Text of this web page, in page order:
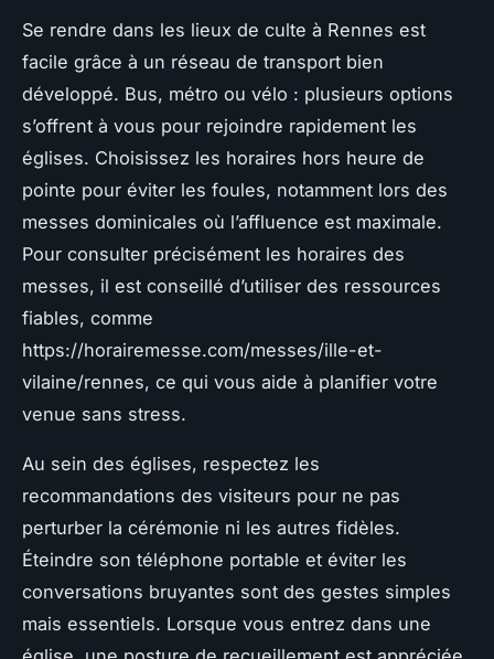
Se rendre dans les lieux de culte à Rennes est
facile grâce à un réseau de transport bien
développé. Bus, métro ou vélo : plusieurs options
s’offrent à vous pour rejoindre rapidement les
églises. Choisissez les horaires hors heure de
pointe pour éviter les foules, notamment lors des
messes dominicales où l’affluence est maximale.
Pour consulter précisément les horaires des
messes, il est conseillé d’utiliser des ressources
fiables, comme
https://horairemesse.com/messes/ille-et-
vilaine/rennes, ce qui vous aide à planifier votre
venue sans stress.
Au sein des églises, respectez les
recommandations des visiteurs pour ne pas
perturber la cérémonie ni les autres fidèles.
Éteindre son téléphone portable et éviter les
conversations bruyantes sont des gestes simples
mais essentiels. Lorsque vous entrez dans une